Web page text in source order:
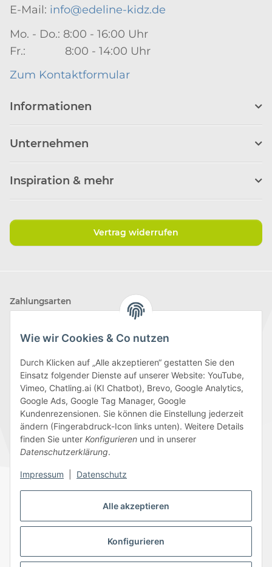
Alle akzeptieren
Konfigurieren
Wie wir Cookies & Co nutzen
Durch Klicken auf „Alle akzeptieren“ gestatten Sie den
Einsatz folgender Dienste auf unserer Website: YouTube,
Vimeo, Chatling.ai (KI Chatbot), Brevo, Google Analytics,
Google Ads, Google Tag Manager, Google
Kundenrezensionen. Sie können die Einstellung jederzeit
ändern (Fingerabdruck-Icon links unten). Weitere Details
finden Sie unter Konfigurieren und in unserer
Datenschutzerklärung.
Impressum Datenschutz
E-Mail: info@edeline-kidz.de
Mo. - Do.: 8:00 - 16:00 Uhr
Fr.: 8:00 - 14:00 Uhr
Zum Kontaktformular
Informationen
Unternehmen
Inspiration & mehr
Vertrag widerrufen
Zahlungsarten
Wir versenden mit
Folge uns
DatenschutzAGBSitemapImpressum
BatteriegesetzhinweiseWiderrufsrecht